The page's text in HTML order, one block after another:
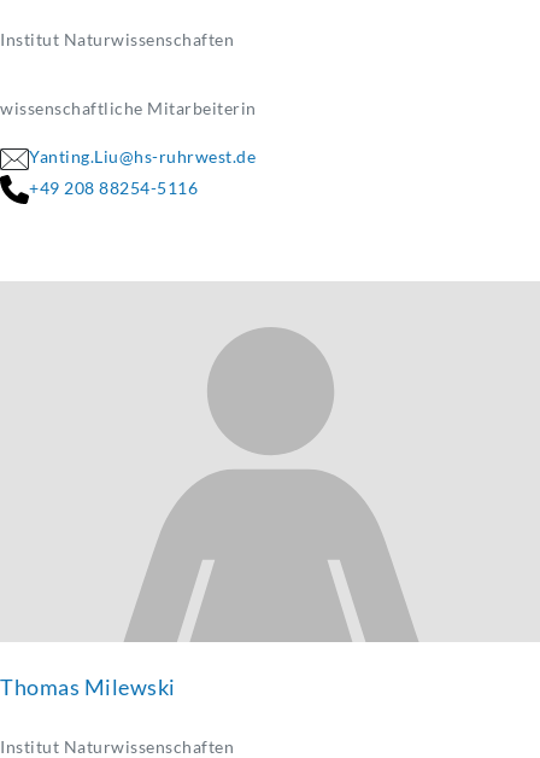
Institut Naturwissenschaften
wissenschaftliche Mitarbeiterin
Yanting.Liu@hs-ruhrwest.de
+49 208 88254-5116
Thomas Milewski
Institut Naturwissenschaften